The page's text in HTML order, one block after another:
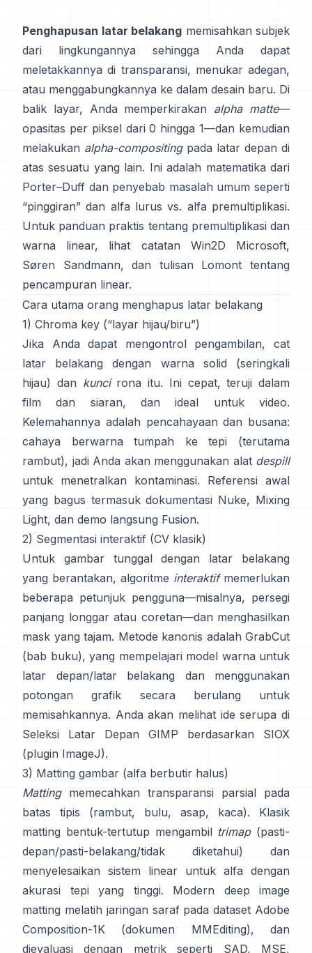
Penghapusan latar belakang memisahkan subjek
dari lingkungannya sehingga Anda dapat
meletakkannya di transparansi, menukar adegan,
atau menggabungkannya ke dalam desain baru. Di
balik layar, Anda memperkirakan alpha matte—
opasitas per piksel dari 0 hingga 1—dan kemudian
melakukan alpha-compositingpada latar depan di
atas sesuatu yang lain. Ini adalah matematika dari
Porter–Duff dan penyebab masalah umum seperti
“pinggiran” dan alfa lurus vs. alfa premultiplikasi.
Untuk panduan praktis tentang premultiplikasi dan
warna linear, lihat
catatan Win2D Microsoft,
Søren Sandmann, dan
tulisan Lomont tentang
pencampuran linear.
Cara utama orang menghapus latar belakang
1) Chroma key (“layar hijau/biru”)
Jika Anda dapat mengontrol pengambilan, cat
latar belakang dengan warna solid (seringkali
hijau) dan kuncirona itu. Ini cepat, teruji dalam
film dan siaran, dan ideal untuk video.
Kelemahannya adalah pencahayaan dan busana:
cahaya berwarna tumpah ke tepi (terutama
rambut), jadi Anda akan menggunakan alat despill
untuk menetralkan kontaminasi. Referensi awal
yang bagus termasukdokumentasi Nuke, Mixing
Light, dan demo langsung Fusion.
2) Segmentasi interaktif (CV klasik)
Untuk gambar tunggal dengan latar belakang
yang berantakan, algoritme interaktifmemerlukan
beberapa petunjuk pengguna—misalnya, persegi
panjang longgar atau coretan—dan menghasilkan
mask yang tajam. Metode kanonis adalah GrabCut
(bab buku), yang mempelajari model warna untuk
latar depan/latar belakang dan menggunakan
potongan grafik secara berulang untuk
memisahkannya. Anda akan melihat ide serupa di
Seleksi Latar Depan GIMP berdasarkan
SIOX
(plugin ImageJ).
3) Matting gambar (alfa berbutir halus)
Mattingmemecahkan transparansi parsial pada
batas tipis (rambut, bulu, asap, kaca). Klasik
matting bentuk-tertutup mengambil trimap(pasti-
depan/pasti-belakang/tidak diketahui) dan
menyelesaikan sistem linear untuk alfa dengan
akurasi tepi yang tinggi. Modern
deep image
matting melatih jaringan saraf pada dataset Adobe
Composition-1K (dokumen MMEditing), dan
dievaluasi dengan metrik seperti
SAD, MSE,